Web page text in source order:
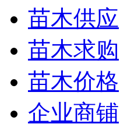
苗木供应
苗木求购
苗木价格
企业商铺